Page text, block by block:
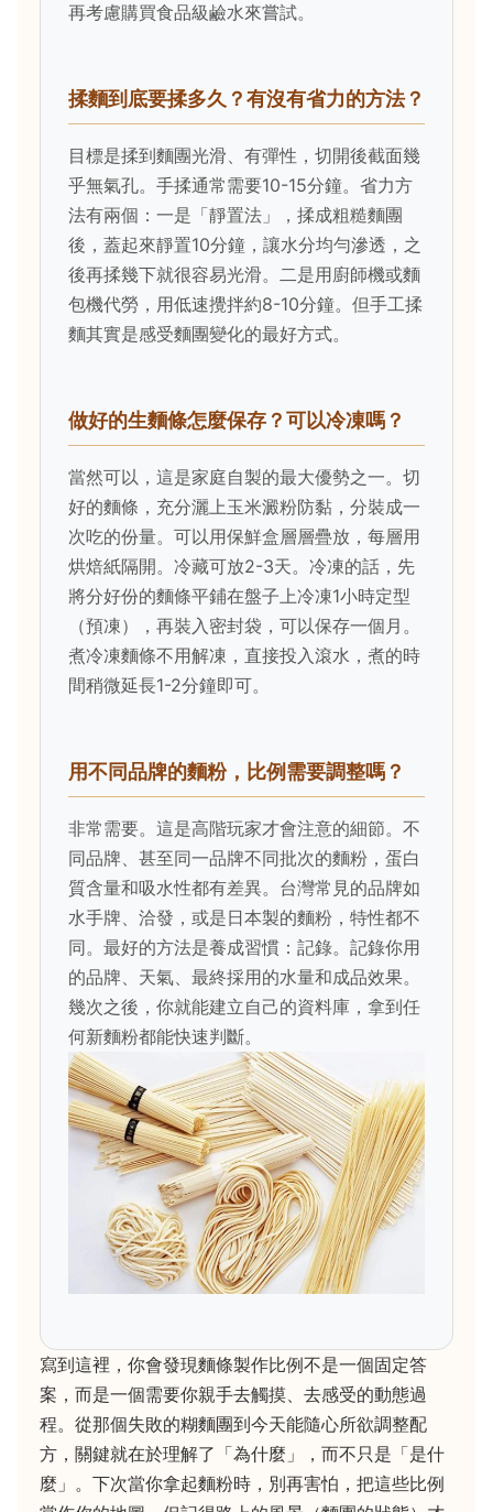
再考慮購買食品級鹼水來嘗試。
揉麵到底要揉多久？有沒有省力的方法？
目標是揉到麵團光滑、有彈性，切開後截面幾
乎無氣孔。手揉通常需要10-15分鐘。省力方
法有兩個：一是「靜置法」，揉成粗糙麵團
後，蓋起來靜置10分鐘，讓水分均勻滲透，之
後再揉幾下就很容易光滑。二是用廚師機或麵
包機代勞，用低速攪拌約8-10分鐘。但手工揉
麵其實是感受麵團變化的最好方式。
做好的生麵條怎麼保存？可以冷凍嗎？
當然可以，這是家庭自製的最大優勢之一。切
好的麵條，充分灑上玉米澱粉防黏，分裝成一
次吃的份量。可以用保鮮盒層層疊放，每層用
烘焙紙隔開。冷藏可放2-3天。冷凍的話，先
將分好份的麵條平鋪在盤子上冷凍1小時定型
（預凍），再裝入密封袋，可以保存一個月。
煮冷凍麵條不用解凍，直接投入滾水，煮的時
間稍微延長1-2分鐘即可。
用不同品牌的麵粉，比例需要調整嗎？
非常需要。這是高階玩家才會注意的細節。不
同品牌、甚至同一品牌不同批次的麵粉，蛋白
質含量和吸水性都有差異。台灣常見的品牌如
水手牌、洽發，或是日本製的麵粉，特性都不
同。最好的方法是養成習慣：記錄。記錄你用
的品牌、天氣、最終採用的水量和成品效果。
幾次之後，你就能建立自己的資料庫，拿到任
何新麵粉都能快速判斷。
寫到這裡，你會發現麵條製作比例不是一個固定答
案，而是一個需要你親手去觸摸、去感受的動態過
程。從那個失敗的糊麵團到今天能隨心所欲調整配
方，關鍵就在於理解了「為什麼」，而不只是「是什
麼」。下次當你拿起麵粉時，別再害怕，把這些比例